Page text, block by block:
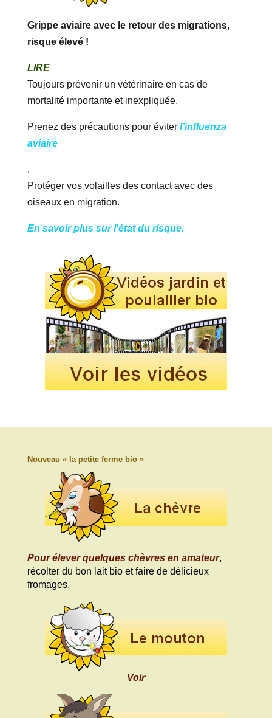
Grippe aviaire avec le retour des migrations,
risque élevé !
LIRE
Toujours prévenir un vétérinaire en cas de
mortalité importante et inexpliquée.
Prenez des précautions pour éviter l’influenza
aviaire
.
Protéger vos volailles des contact avec des
oiseaux en migration.
En savoir plus sur l'état du risque.
Nouveau « la petite ferme bio »
Pour élever quelques chèvres en amateur,
récolter du bon lait bio et faire de délicieux
fromages.
Voir